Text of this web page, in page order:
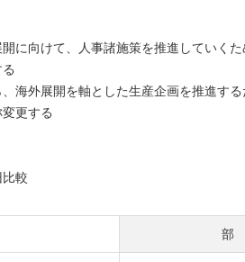
に向けて、人事諸施策を推進していく
海外展開を軸とした生産企画を推進す
更する
較
部